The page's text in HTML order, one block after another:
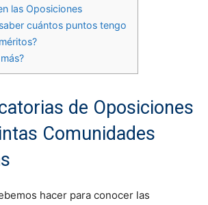
las Oposiciones
cuántos puntos tengo
de Oposiciones
Comunidades
hacer para conocer las